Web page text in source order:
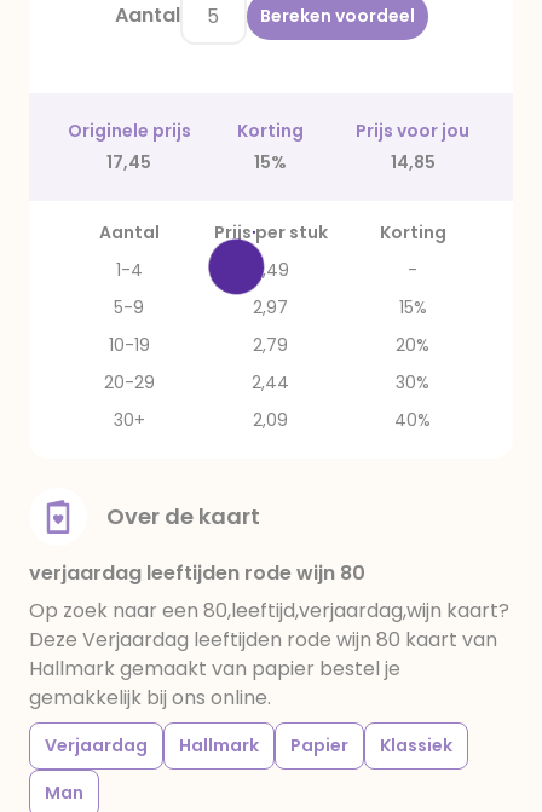
Aantal Bereken voordeel
Originele prijs Korting
Prijs voor jou
17,45
15% 14,85
Aantal Prijs per stuk
Korting
1-4
3,49
-
5-9
2,97
15%
10-19
2,79
20%
20-29
2,44
30%
30+
2,09 40%
Over de kaart
verjaardag leeftijden rode wijn 80
Op zoek naar een 80,leeftijd,verjaardag,wijn kaart?
Deze Verjaardag leeftijden rode wijn 80 kaart van
Hallmark gemaakt van papier bestel je
gemakkelijk bij ons online.
Verjaardag Hallmark Papier
Klassiek
Man